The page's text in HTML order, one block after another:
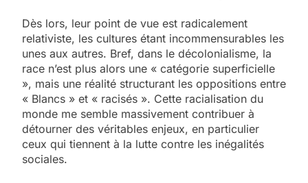
Dès lors, leur point de vue est radicalement
relativiste, les cultures étant incommensurables les
unes aux autres. Bref, dans le décolonialisme, la
race n’est plus alors une « catégorie superficielle
», mais une réalité structurant les oppositions entre
« Blancs » et « racisés ». Cette racialisation du
monde me semble massivement contribuer à
détourner des véritables enjeux, en particulier
ceux qui tiennent à la lutte contre les inégalités
sociales.